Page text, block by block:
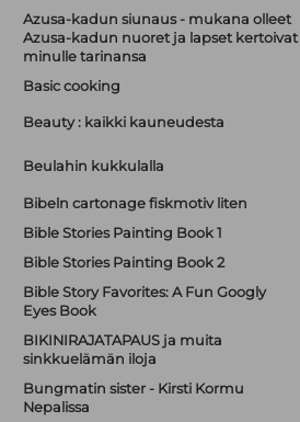
Azusa-kadun siunaus - mukana olleet
Azusa-kadun nuoret ja lapset kertoivat
minulle tarinansa
Basic cooking
Beauty : kaikki kauneudesta
Beulahin kukkulalla
Bibeln cartonage fiskmotiv liten
Bible Stories Painting Book 1
Bible Stories Painting Book 2
Bible Story Favorites: A Fun Googly
Eyes Book
BIKINIRAJATAPAUS ja muita
sinkkuelämän iloja
Bungmatin sister - Kirsti Kormu
Nepalissa